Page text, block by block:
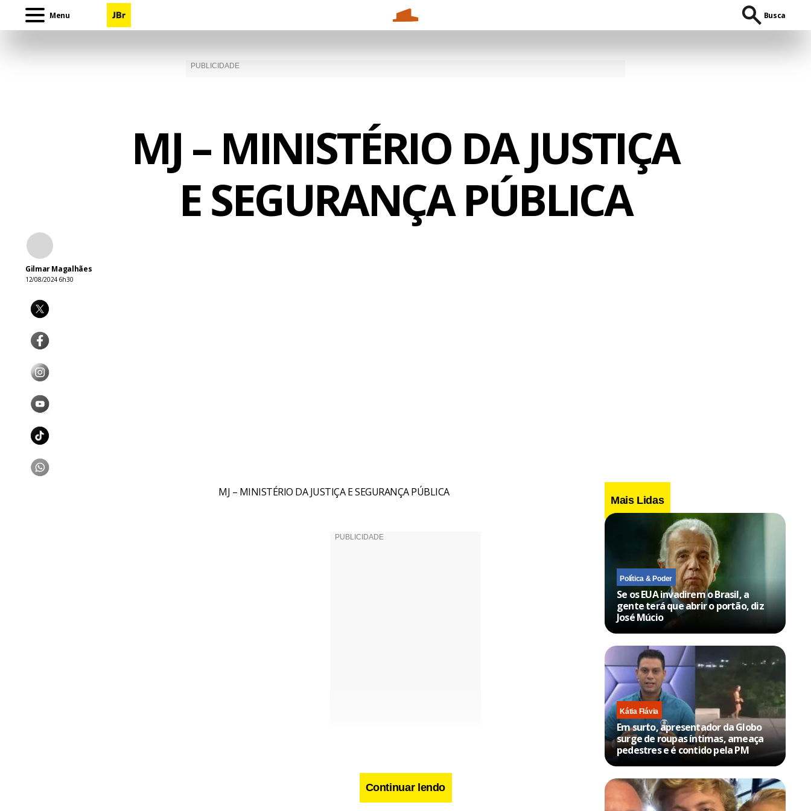
Menu Busca
MJ – MINISTÉRIO DA JUSTIÇA
E SEGURANÇA PÚBLICA
Gilmar Magalhães
12/08/2024 6h30
MJ – MINISTÉRIO DA JUSTIÇA E SEGURANÇA PÚBLICA
Continuar lendo
Mais Lidas
Política & Poder
Se os EUA invadirem o Brasil, a
gente terá que abrir o portão, diz
José Múcio
Kátia Flávia
Em surto, apresentador da Globo
surge de roupas íntimas, ameaça
pedestres e é contido pela PM